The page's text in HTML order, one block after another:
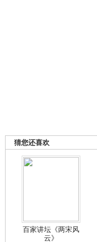
猜您还喜欢
百家讲坛《两宋风
云》